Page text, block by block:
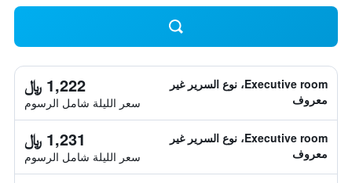
Executive room، نوع السرير غير
معروف
1,222 ﷼
سعر الليلة شامل الرسوم
Executive room، نوع السرير غير
معروف
1,231 ﷼
سعر الليلة شامل الرسوم